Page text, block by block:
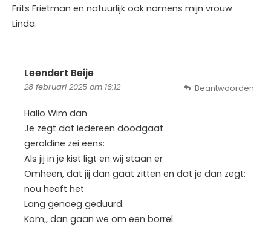
Frits Frietman en natuurlijk ook namens mijn vrouw
Linda.
Leendert Beije
28 februari 2025 om 16:12
Hallo Wim dan
Je zegt dat iedereen doodgaat
geraldine zei eens:
Als jij in je kist ligt en wij staan er
Omheen, dat jij dan gaat zitten en dat je dan zegt:
nou heeft het
Lang genoeg geduurd.
Kom,, dan gaan we om een borrel.
Beantwoorden